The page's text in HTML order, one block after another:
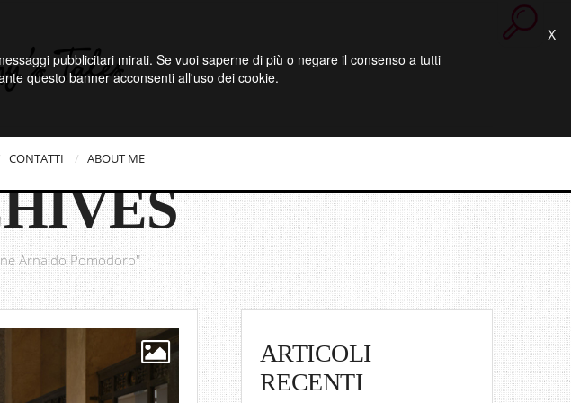
pubblicitari mirati. Se vuoi saperne di più o negare il consenso a tutti
questo banner acconsenti all'uso dei cookie.
X
CONTATTI ABOUT ME
Arnaldo Pomodoro"
ARTICOLI
RECENTI